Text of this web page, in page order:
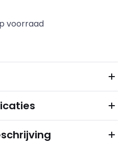
voorraad